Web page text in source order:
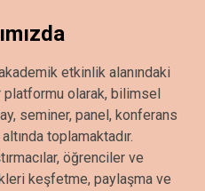
etkinlik alanındaki
olarak, bilimsel
seminer, panel, konferans
toplamaktadır.
öğrenciler ve
keşfetme, paylaşma ve